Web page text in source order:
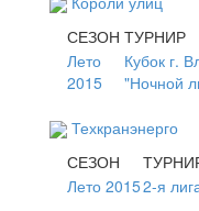
СЕЗОН ТУРНИР
Лето
2015
Кубок г.
"Ночной
Техкранэнерго
СЕЗОН
Лето 20152-я